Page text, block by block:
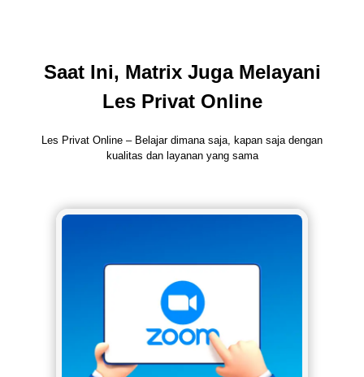
Saat Ini, Matrix Juga Melayani
Les Privat Online
Les Privat Online – Belajar dimana saja, kapan saja dengan
kualitas dan layanan yang sama